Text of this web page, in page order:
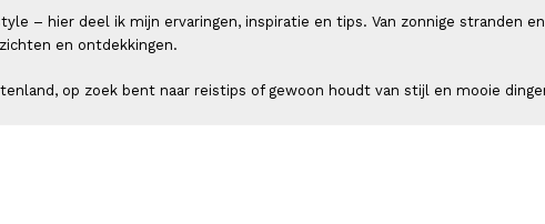
– hier deel ik mijn ervaringen, inspiratie en tips. Van zonnige stranden
en ontdekkingen.
op zoek bent naar reistips of gewoon houdt van stijl en mooie